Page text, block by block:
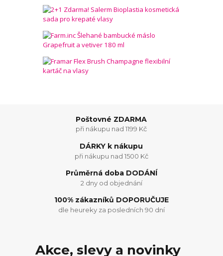
Poštovné ZDARMA
při nákupu nad 1199 Kč
DÁRKY k nákupu
při nákupu nad 1500 Kč
Průměrná doba DODÁNÍ
2 dny od objednání
100% zákazníků DOPORUČUJE
dle heureky za posledních 90 dní
Akce, slevy a novinky